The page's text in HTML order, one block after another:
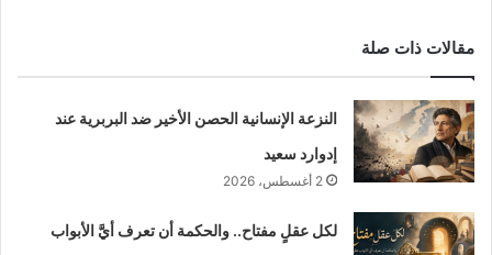
مقالات ذات صلة
النزعة الإنسانية الحصن الأخير ضد البربرية عند
إدوارد سعيد
2 أغسطس، 2026
لكل عقلٍ مفتاح.. والحكمة أن تعرف أيَّ الأبواب